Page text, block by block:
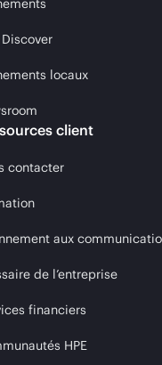
Discover
locaux
client
contacter
aux
de l’entreprise
financiers
HPE